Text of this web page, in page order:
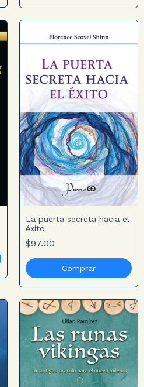
La puerta secreta hacia el
éxito
$97.00